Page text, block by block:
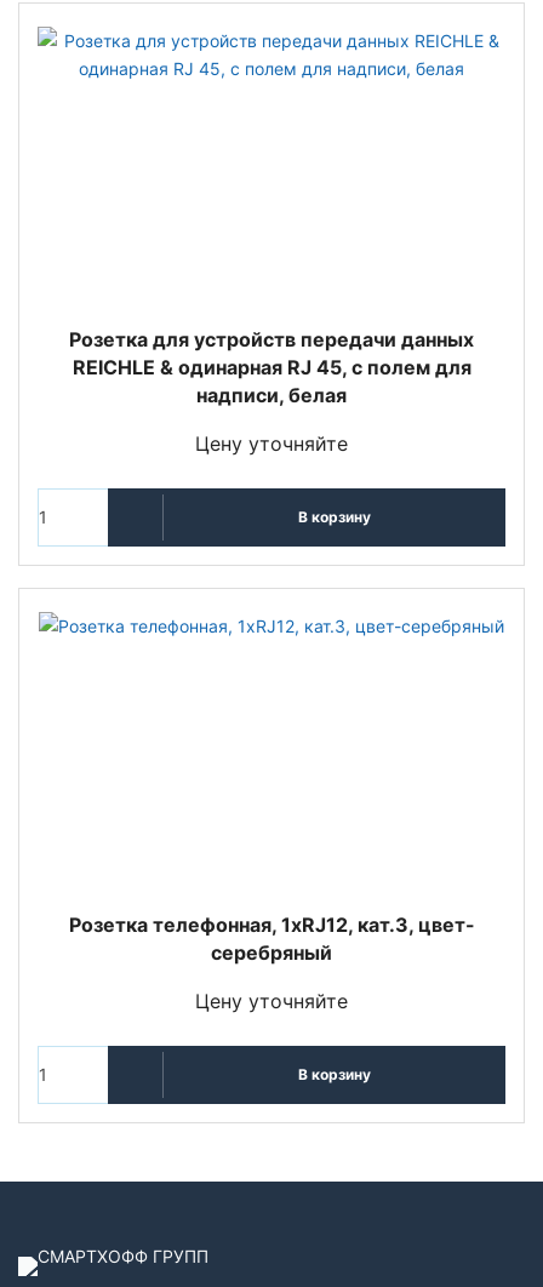
Розетка для устройств передачи данных
REICHLE & одинарная RJ 45, с полем для
надписи, белая
Цену уточняйте
В корзину
Розетка телефонная, 1xRJ12, кат.3, цвет-
серебряный
Цену уточняйте
В корзину